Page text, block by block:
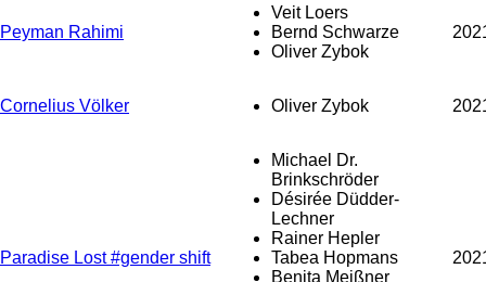
Peyman Rahimi
Veit Loers
Bernd Schwarze
Oliver Zybok
Cornelius Völker Oliver Zybok
Paradise Lost #gender shift
Michael Dr.
Brinkschröder
Désirée Düdder-
Lechner
Rainer Hepler
Tabea Hopmans
Benita Meißner